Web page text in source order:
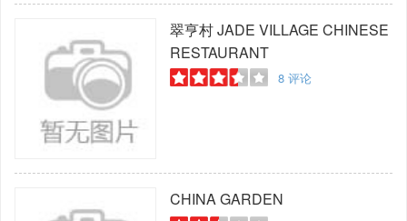
翠亨村JADE VILLAGE CHINESE
RESTAURANT
8评论
CHINA GARDEN